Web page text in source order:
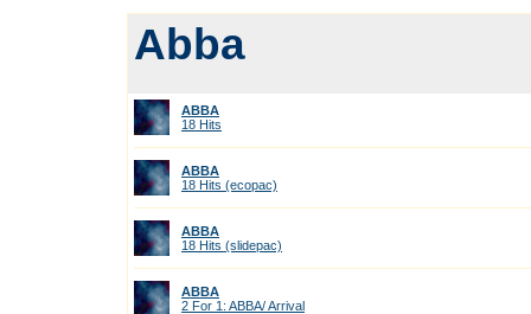
Abba
ABBA
18 Hits
ABBA
18 Hits (ecopac)
ABBA
18 Hits (slidepac)
ABBA
2 For 1: ABBA/ Arrival